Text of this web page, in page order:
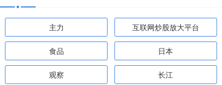
主力 互联网炒股放大平台
食品 日本
观察 长江